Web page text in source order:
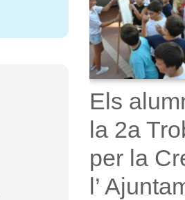
Els
la 2a
per la
l’